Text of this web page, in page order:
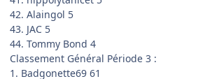
42. Alaingol 5
43. JAC 5
44. Tommy Bond 4
Classement Général Période 3 :
1. Badgonette69 61